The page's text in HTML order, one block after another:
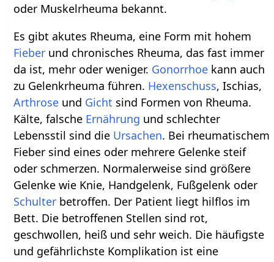
oder Muskelrheuma bekannt.
Es gibt akutes Rheuma, eine Form mit hohem
Fieber und chronisches Rheuma, das fast immer
da ist, mehr oder weniger. Gonorrhoe kann auch
zu Gelenkrheuma führen. Hexenschuss, Ischias,
Arthrose und Gicht sind Formen von Rheuma.
Kälte, falsche Ernährung und schlechter
Lebensstil sind die Ursachen. Bei rheumatischem
Fieber sind eines oder mehrere Gelenke steif
oder schmerzen. Normalerweise sind größere
Gelenke wie Knie, Handgelenk, Fußgelenk oder
Schulter betroffen. Der Patient liegt hilflos im
Bett. Die betroffenen Stellen sind rot,
geschwollen, heiß und sehr weich. Die häufigste
und gefährlichste Komplikation ist eine